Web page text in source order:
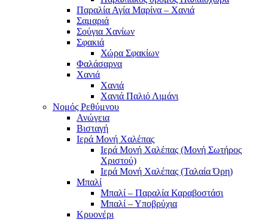
Παραλία Αγία Μαρίνα – Χανιά
Σαμαριά
Σούγια Χανίων
Σφακιά
Χώρα Σφακίων
Φαλάσαρνα
Χανιά
Χανιά
Χανιά Παλιό Λιμάνι
Νομός Ρεθύμνου
Ανώγεια
Βισταγή
Ιερά Μονή Χαλέπας
Ιερά Μονή Χαλέπας (Μονή Σωτήρος
Χριστού)
Ιερά Μονή Χαλέπας (Ταλαία Όρη)
Μπαλί
Μπαλί – Παραλία Καραβοστάσι
Μπαλί – Υποβρύχια
Κρυονέρι